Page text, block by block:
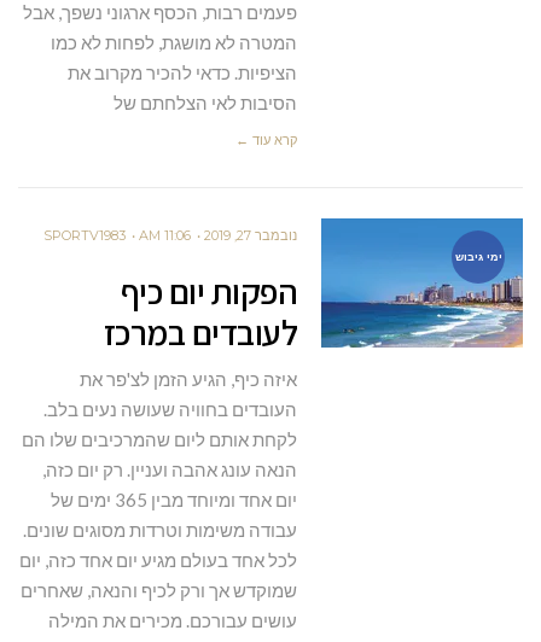
פעמים רבות, הכסף ארגוני נשפך, אבל
המטרה לא מושגת, לפחות לא כמו
הציפיות. כדאי להכיר מקרוב את
הסיבות לאי הצלחתם של
קרא עוד ←
ימי גיבוש
נובמבר 27, 2019 11:06 AM
SPORTV1983
הפקות יום כיף
לעובדים במרכז
איזה כיף, הגיע הזמן לצ'פר את
העובדים בחוויה שעושה נעים בלב.
לקחת אותם ליום שהמרכיבים שלו הם
הנאה עונג אהבה ועניין. רק יום כזה,
יום אחד ומיוחד מבין 365 ימים של
עבודה משימות וטרדות מסוגים שונים.
לכל אחד בעולם מגיע יום אחד כזה, יום
שמוקדש אך ורק לכיף והנאה, שאחרים
עושים עבורכם. מכירים את המילה